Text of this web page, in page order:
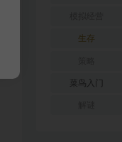
生存
菜鸟入门